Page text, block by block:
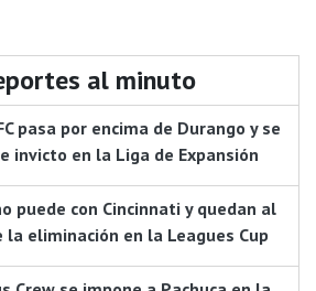
al minuto
pasa por encima de Durango y se
invicto en la Liga de Expansión
puede con Cincinnati y quedan al
la eliminación en la Leagues Cup